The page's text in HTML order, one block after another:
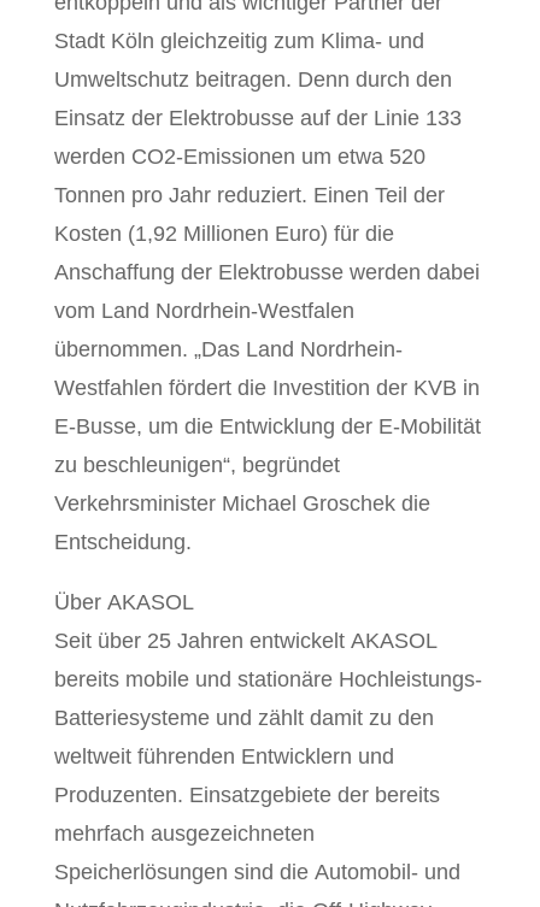
Stadt Köln gleichzeitig zum Klima- und
Umweltschutz beitragen. Denn durch den
Einsatz der Elektrobusse auf der Linie 133
werden CO2-Emissionen um etwa 520
Tonnen pro Jahr reduziert. Einen Teil der
Kosten (1,92 Millionen Euro) für die
Anschaffung der Elektrobusse werden dabei
vom Land Nordrhein-Westfalen
übernommen. „Das Land Nordrhein-
Westfahlen fördert die Investition der KVB in
E-Busse, um die Entwicklung der E-Mobilität
zu beschleunigen“, begründet
Verkehrsminister Michael Groschek die
Entscheidung.
Über AKASOL
Seit über 25 Jahren entwickelt AKASOL
bereits mobile und stationäre Hochleistungs-
Batteriesysteme und zählt damit zu den
weltweit führenden Entwicklern und
Produzenten. Einsatzgebiete der bereits
mehrfach ausgezeichneten
Speicherlösungen sind die Automobil- und